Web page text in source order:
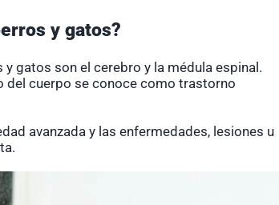
y gatos?
gatos son el cerebro y la médula espinal.
del cuerpo se conoce como trastorno
avanzada y las enfermedades, lesiones u